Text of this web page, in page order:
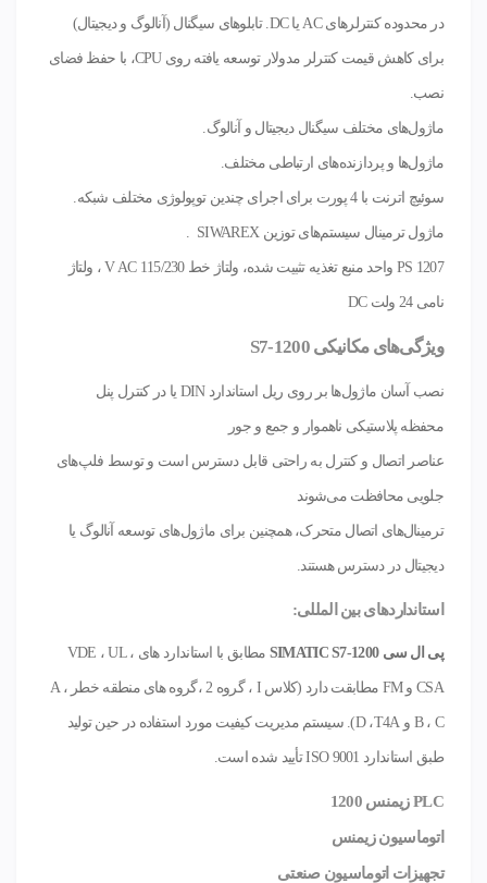
در محدوده کنترلرهای AC یا DC. تابلوهای سیگنال (آنالوگ و دیجیتال)
برای کاهش قیمت کنترلر مدولار توسعه یافته روی CPU، با حفظ فضای
نصب.
ماژول‌های مختلف سیگنال دیجیتال و آنالوگ.
ماژول‌ها و پردازنده‌های ارتباطی مختلف.
سوئیچ اترنت با 4 پورت برای اجرای چندین توپولوژی مختلف شبکه.
ماژول ترمینال سیستم‌های توزین SIWAREX .
PS 1207 واحد منبع تغذیه تثبیت شده، ولتاژ خط 115/230 V AC ، ولتاژ
نامی 24 ولت DC
ویژگی‌های مکانیکی S7-1200
نصب آسان ماژول‌ها بر روی ریل استاندارد DIN یا در کنترل پنل
محفظه پلاستیکی ناهموار و جمع و جور
عناصر اتصال و کنترل به راحتی قابل دسترس است و توسط فلپ‌های
جلویی محافظت می‌شوند
ترمینال‌های اتصال متحرک، همچنین برای ماژول‌های توسعه آنالوگ یا
دیجیتال در دسترس هستند.
استانداردهای بین المللی:
پی ال سی SIMATIC S7-1200 مطابق با استاندارد های VDE ، UL ،
CSA و FM مطابقت دارد (کلاس I ، گروه 2 ،گروه های منطقه خطر A ،
B ، C و D ،T4A). سیستم مدیریت کیفیت مورد استفاده در حین تولید
طبق استاندارد ISO 9001 تأیید شده است.
PLC زیمنس 1200
اتوماسیون زیمنس
تجهیزات اتوماسیون صنعتی